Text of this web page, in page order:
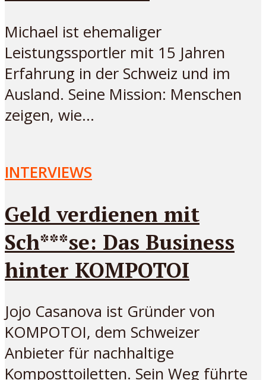
Michael ist ehemaliger
Leistungssportler mit 15 Jahren
Erfahrung in der Schweiz und im
Ausland. Seine Mission: Menschen
zeigen, wie...
INTERVIEWS
Geld verdienen mit
Sch***se: Das Business
hinter KOMPOTOI
Jojo Casanova ist Gründer von
KOMPOTOI, dem Schweizer
Anbieter für nachhaltige
Komposttoiletten. Sein Weg führte